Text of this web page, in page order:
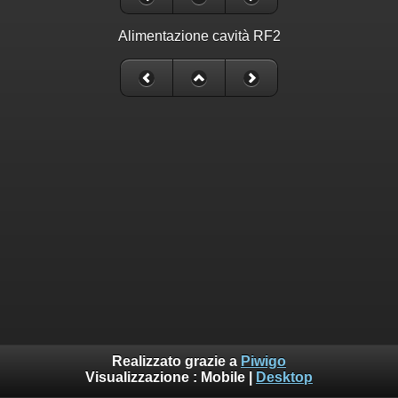
Alimentazione cavità RF2
Realizzato grazie a Piwigo
Visualizzazione : Mobile Desktop